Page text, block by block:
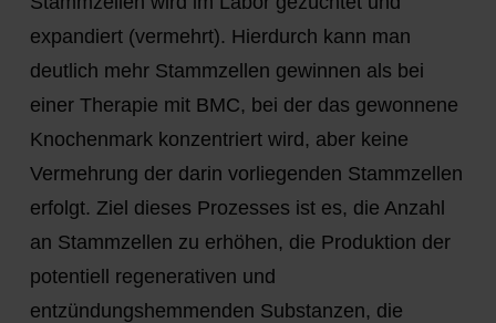
expandiert (vermehrt). Hierdurch kann man
deutlich mehr Stammzellen gewinnen als bei
einer Therapie mit BMC, bei der das gewonnene
Knochenmark konzentriert wird, aber keine
Vermehrung der darin vorliegenden Stammzellen
erfolgt. Ziel dieses Prozesses ist es, die Anzahl
an Stammzellen zu erhöhen, die Produktion der
potentiell regenerativen und
entzündungshemmenden Substanzen, die